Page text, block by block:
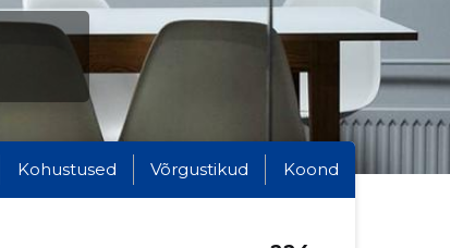
Kohustused Võrgustikud Koond